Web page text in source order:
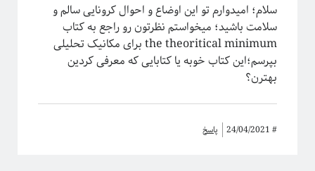
سلام؛ امیدوارم تو این اوضاع و احوال کرونایی سالم و
سلامت باشید؛ میخواستم نظرتون رو راجع به کتاب
the theoritical minimum برای مکانیک تحلیلی
بپرسم؛این کتاب خوبه یا کتابایی که معرفی کردین
بهترن؟
#
24/04/2021 پاسخ